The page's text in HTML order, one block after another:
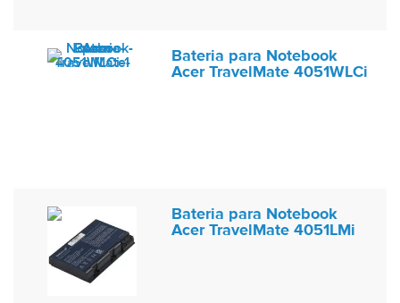
Bateria para Notebook
Acer TravelMate 4051WLCi
Bateria para Notebook
Acer TravelMate 4051LMi